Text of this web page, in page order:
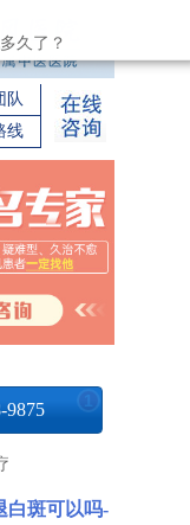
队
线
9875
白斑可以吗-
久了？